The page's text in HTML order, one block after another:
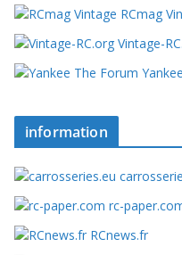
RCmag
Vintage-
information
rc-
RCnews.fr